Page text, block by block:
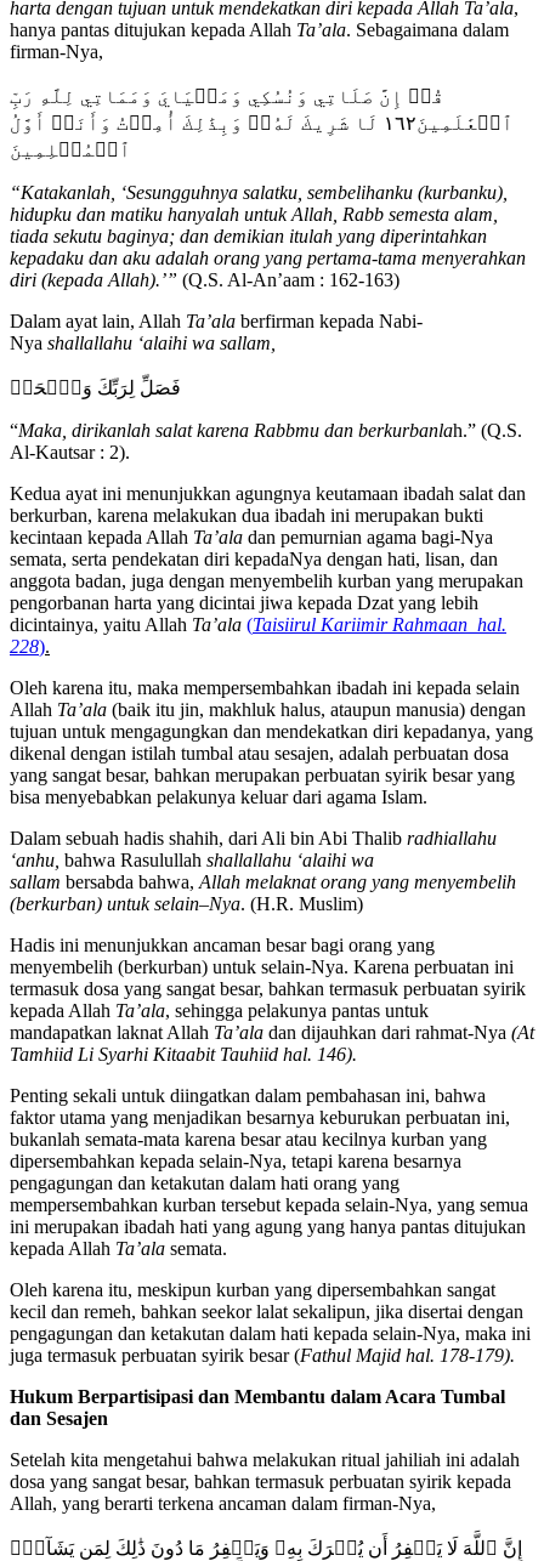
harta dengan tujuan untuk mendekatkan diri kepada Allah Ta’ala,
hanya pantas ditujukan kepada Allah Ta’ala. Sebagaimana dalam
firman-Nya,
قُلۡ إِنَّ صَلَاتِي وَنُسُكِي وَمَحۡيَايَ وَمَمَاتِي لِلَّهِ رَبِّ
ٱلۡعَٰلَمِينَ١٦٢ لَا شَرِيكَ لَهُۥۖ وَبِذَٰلِكَ أُمِرۡتُ وَأَنَا۠ أَوَّلُ
“Katakanlah, ‘Sesungguhnya salatku, sembelihanku (kurbanku),
hidupku dan matiku hanyalah untuk Allah, Rabb semesta alam,
tiada sekutu baginya; dan demikian itulah yang diperintahkan
kepadaku dan aku adalah orang yang pertama-tama menyerahkan
diri (kepada Allah).’” (Q.S. Al-An’aam : 162-163)
Dalam ayat lain, Allah Ta’ala berfirman kepada Nabi-
Nya shallallahu ‘alaihi wa sallam,
“Maka, dirikanlah salat karena Rabbmu dan berkurbanlah.” (Q.S.
Al-Kautsar : 2).
Kedua ayat ini menunjukkan agungnya keutamaan ibadah salat dan
berkurban, karena melakukan dua ibadah ini merupakan bukti
kecintaan kepada Allah Ta’ala dan pemurnian agama bagi-Nya
semata, serta pendekatan diri kepadaNya dengan hati, lisan, dan
anggota badan, juga dengan menyembelih kurban yang merupakan
pengorbanan harta yang dicintai jiwa kepada Dzat yang lebih
dicintainya, yaitu Allah Ta’ala (Taisiirul Kariimir Rahmaan hal.
228).
Oleh karena itu, maka mempersembahkan ibadah ini kepada selain
Allah Ta’ala (baik itu jin, makhluk halus, ataupun manusia) dengan
tujuan untuk mengagungkan dan mendekatkan diri kepadanya, yang
dikenal dengan istilah tumbal atau sesajen, adalah perbuatan dosa
yang sangat besar, bahkan merupakan perbuatan syirik besar yang
bisa menyebabkan pelakunya keluar dari agama Islam.
Dalam sebuah hadis shahih, dari Ali bin Abi Thalib radhiallahu
‘anhu, bahwa Rasulullah shallallahu ‘alaihi wa
sallam bersabda bahwa,Allah melaknat orang yang menyembelih
(berkurban) untuk selain–Nya. (H.R. Muslim)
Hadis ini menunjukkan ancaman besar bagi orang yang
menyembelih (berkurban) untuk selain-Nya. Karena perbuatan ini
termasuk dosa yang sangat besar, bahkan termasuk perbuatan syirik
kepada Allah Ta’ala, sehingga pelakunya pantas untuk
mandapatkan laknat Allah Ta’ala dan dijauhkan dari rahmat-Nya (At
Tamhiid Li Syarhi Kitaabit Tauhiid hal. 146).
Penting sekali untuk diingatkan dalam pembahasan ini, bahwa
faktor utama yang menjadikan besarnya keburukan perbuatan ini,
bukanlah semata-mata karena besar atau kecilnya kurban yang
dipersembahkan kepada selain-Nya, tetapi karena besarnya
pengagungan dan ketakutan dalam hati orang yang
mempersembahkan kurban tersebut kepada selain-Nya, yang semua
ini merupakan ibadah hati yang agung yang hanya pantas ditujukan
kepada Allah Ta’ala semata.
Oleh karena itu, meskipun kurban yang dipersembahkan sangat
kecil dan remeh, bahkan seekor lalat sekalipun, jika disertai dengan
pengagungan dan ketakutan dalam hati kepada selain-Nya, maka ini
juga termasuk perbuatan syirik besar (Fathul Majid hal. 178-179).
Hukum Berpartisipasi dan Membantu dalam Acara Tumbal
dan Sesajen
Setelah kita mengetahui bahwa melakukan ritual jahiliah ini adalah
dosa yang sangat besar, bahkan termasuk perbuatan syirik kepada
Allah, yang berarti terkena ancaman dalam firman-Nya,
إِنَّ ٱللَّهَ لَا يَغۡفِرُ أَن يُشۡرَكَ بِهِۦ وَيَغۡفِرُ مَا دُونَ ذَٰلِكَ لِمَن يَشَآءُۚ